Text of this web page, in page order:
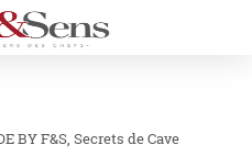
BY F&S Secrets de Cave